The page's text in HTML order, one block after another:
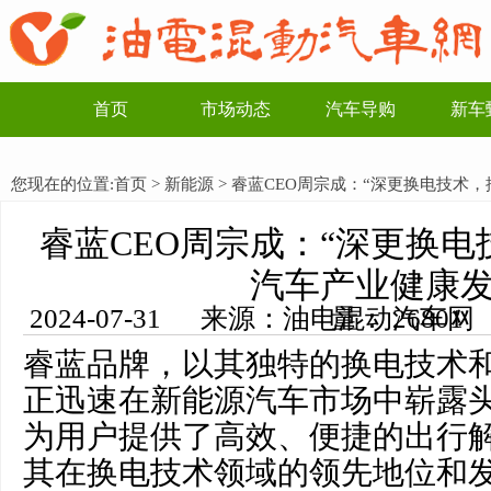
首页 市场动态 汽车导购 新车
您现在的位置:首页 > 新能源 > 睿蓝CEO周宗成：“深更换电技术
睿蓝CEO周宗成：“深更换
汽车产业健康
2024-07-31 来源：油电混动汽车网 编辑：李一博 浏览量： 26801
睿蓝品牌，以其独特的换电技术
正迅速在新能源汽车市场中崭露
为用户提供了高效、便捷的出行
其在换电技术领域的领先地位和